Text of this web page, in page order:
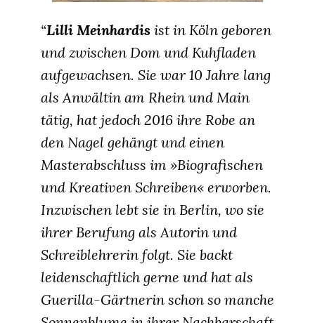
“Lilli Meinhardis ist in Köln geboren
und zwischen Dom und Kuhfladen
aufgewachsen. Sie war 10 Jahre lang
als Anwältin am Rhein und Main
tätig, hat jedoch 2016 ihre Robe an
den Nagel gehängt und einen
Masterabschluss im »Biografischen
und Kreativen Schreiben« erworben.
Inzwischen lebt sie in Berlin, wo sie
ihrer Berufung als Autorin und
Schreiblehrerin folgt. Sie backt
leidenschaftlich gerne und hat als
Guerilla-Gärtnerin schon so manche